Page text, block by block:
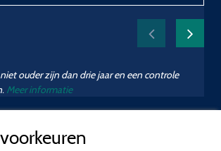
ouder zijn dan drie jaar en een controle
Meer informatie